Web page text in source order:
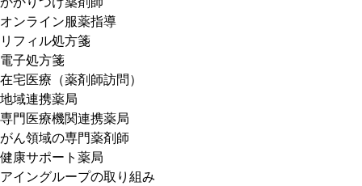
オンライン服薬指導
リフィル処方箋
電子処方箋
在宅医療（薬剤師訪問）
地域連携薬局
専門医療機関連携薬局
がん領域の専門薬剤師
健康サポート薬局
アイングループの取り組み